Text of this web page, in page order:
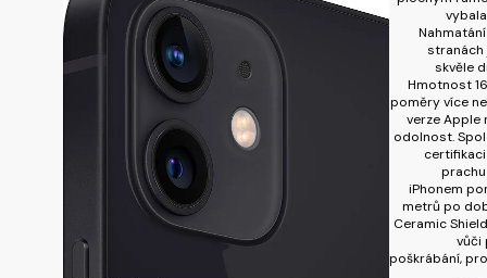
stranách
skvěle
Hmotnost
poměry více
verze Apple
odolnost.
prachu
iPhonem
metrů po
Ceramic
vůči
poškrábání,